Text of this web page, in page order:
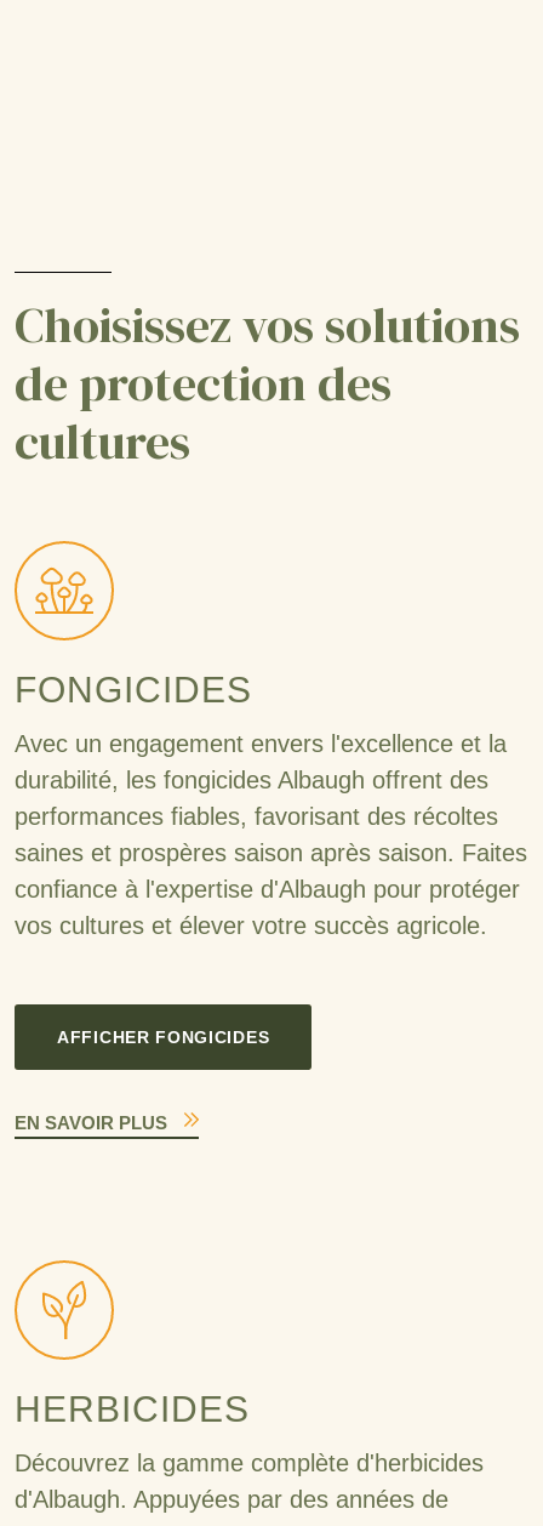
Choisissez vos solutions
de protection des
cultures
FONGICIDES
Avec un engagement envers l'excellence et la
durabilité, les fongicides Albaugh offrent des
performances fiables, favorisant des récoltes
saines et prospères saison après saison. Faites
confiance à l'expertise d'Albaugh pour protéger
vos cultures et élever votre succès agricole.
AFFICHER FONGICIDES
EN SAVOIR PLUS
HERBICIDES
Découvrez la gamme complète d'herbicides
d'Albaugh. Appuyées par des années de